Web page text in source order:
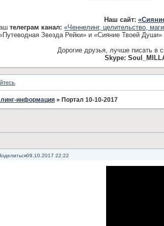
Наш сайт:
телеграм канал: «Ченнелинг, целительство,
Звезда Рейки» и «Сияние Твоей Души»
Дорогие друзья, лучше писать в
Skype:
информация » Портал 10-10-2017
09.10.2017 22:22